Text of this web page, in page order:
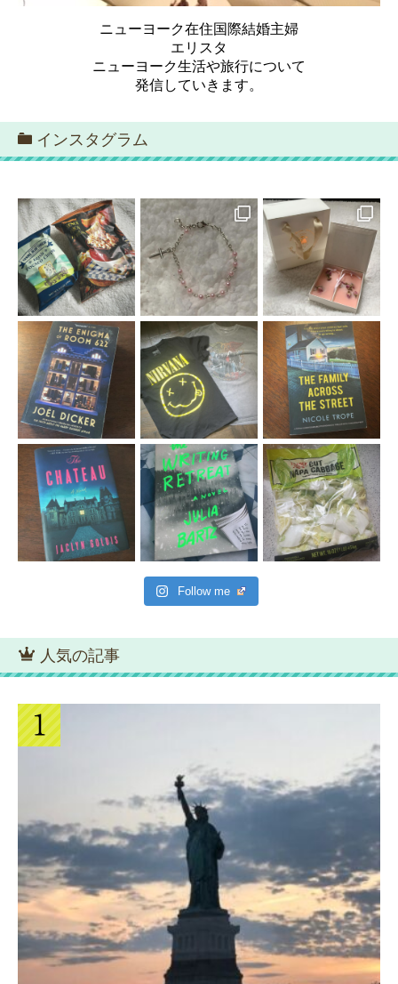
ニューヨーク在住国際結婚主婦
エリスタ
ニューヨーク生活や旅行について
発信していきます。
インスタグラム
Follow me
人気の記事